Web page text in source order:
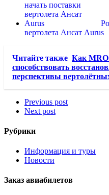
вертолета Ансат Aurus
Читайте также Как
способствовать
перспективы
Previous post
Next post
Рубрики
Информация и туры
Новости
Заказ авиабилетов